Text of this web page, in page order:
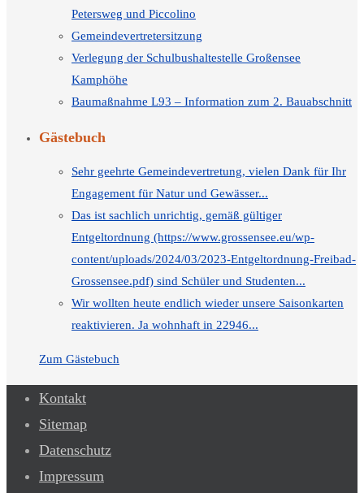
Petersweg und Piccolino
Gemeindevertretersitzung
Verlegung der Schulbushaltestelle Großensee
Kamphöhe
Baumaßnahme L93 – Information zum 2. Bauabschnitt
Gästebuch
Sehr geehrte Gemeindevertretung, vielen Dank für Ihr
Engagement für Natur und Gewässer...
Das ist sachlich unrichtig, gemäß gültiger
Entgeltordnung (https://www.grossensee.eu/wp-
content/uploads/2024/03/2023-Entgeltordnung-Freibad-
Grossensee.pdf) sind Schüler und Studenten...
Wir wollten heute endlich wieder unsere Saisonkarten
reaktivieren. Ja wohnhaft in 22946...
Zum Gästebuch
Kontakt
Sitemap
Datenschutz
Impressum